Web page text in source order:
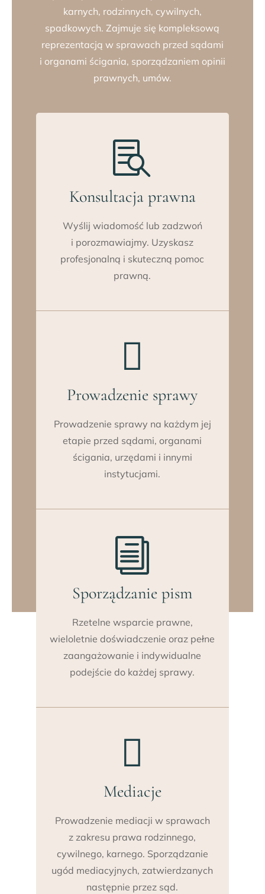
karnych, rodzinnych, cywilnych,
spadkowych. Zajmuje się kompleksową
reprezentacją w sprawach przed sądami
i organami ścigania, sporządzaniem opinii
prawnych, umów.

Konsultacja prawna
Wyślij wiadomość lub zadzwoń
i porozmawiajmy. Uzyskasz
profesjonalną i skuteczną pomoc
prawną.

Prowadzenie sprawy
Prowadzenie sprawy na każdym jej
etapie przed sądami, organami
ścigania, urzędami i innymi
instytucjami.
i
Sporządzanie pism
Rzetelne wsparcie prawne,
wieloletnie doświadczenie oraz pełne
zaangażowanie i indywidualne
podejście do każdej sprawy.

Mediacje
Prowadzenie mediacji w sprawach
z zakresu prawa rodzinnego,
cywilnego, karnego. Sporządzanie
ugód mediacyjnych, zatwierdzanych
następnie przez sąd.